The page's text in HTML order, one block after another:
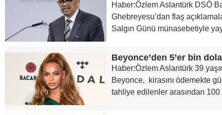
Haber:Özlem Aslantürk DSÖ
Ghebreyesu’dan flaş
Salgın Günü münasebetiyle
Beyonce’den 5’er bin
Haber:Özlem Aslantürk 39
Beyonce, kirasını ödemekte
tahliye edilenler arasından